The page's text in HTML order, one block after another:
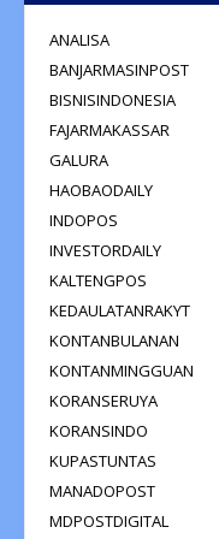
ANALISA
BANJARMASINPOST
BISNISINDONESIA
FAJARMAKASSAR
GALURA
HAOBAODAILY
INDOPOS
INVESTORDAILY
KALTENGPOS
KEDAULATANRAKYT
KONTANBULANAN
KONTANMINGGUAN
KORANSERUYA
KORANSINDO
KUPASTUNTAS
MANADOPOST
MDPOSTDIGITAL